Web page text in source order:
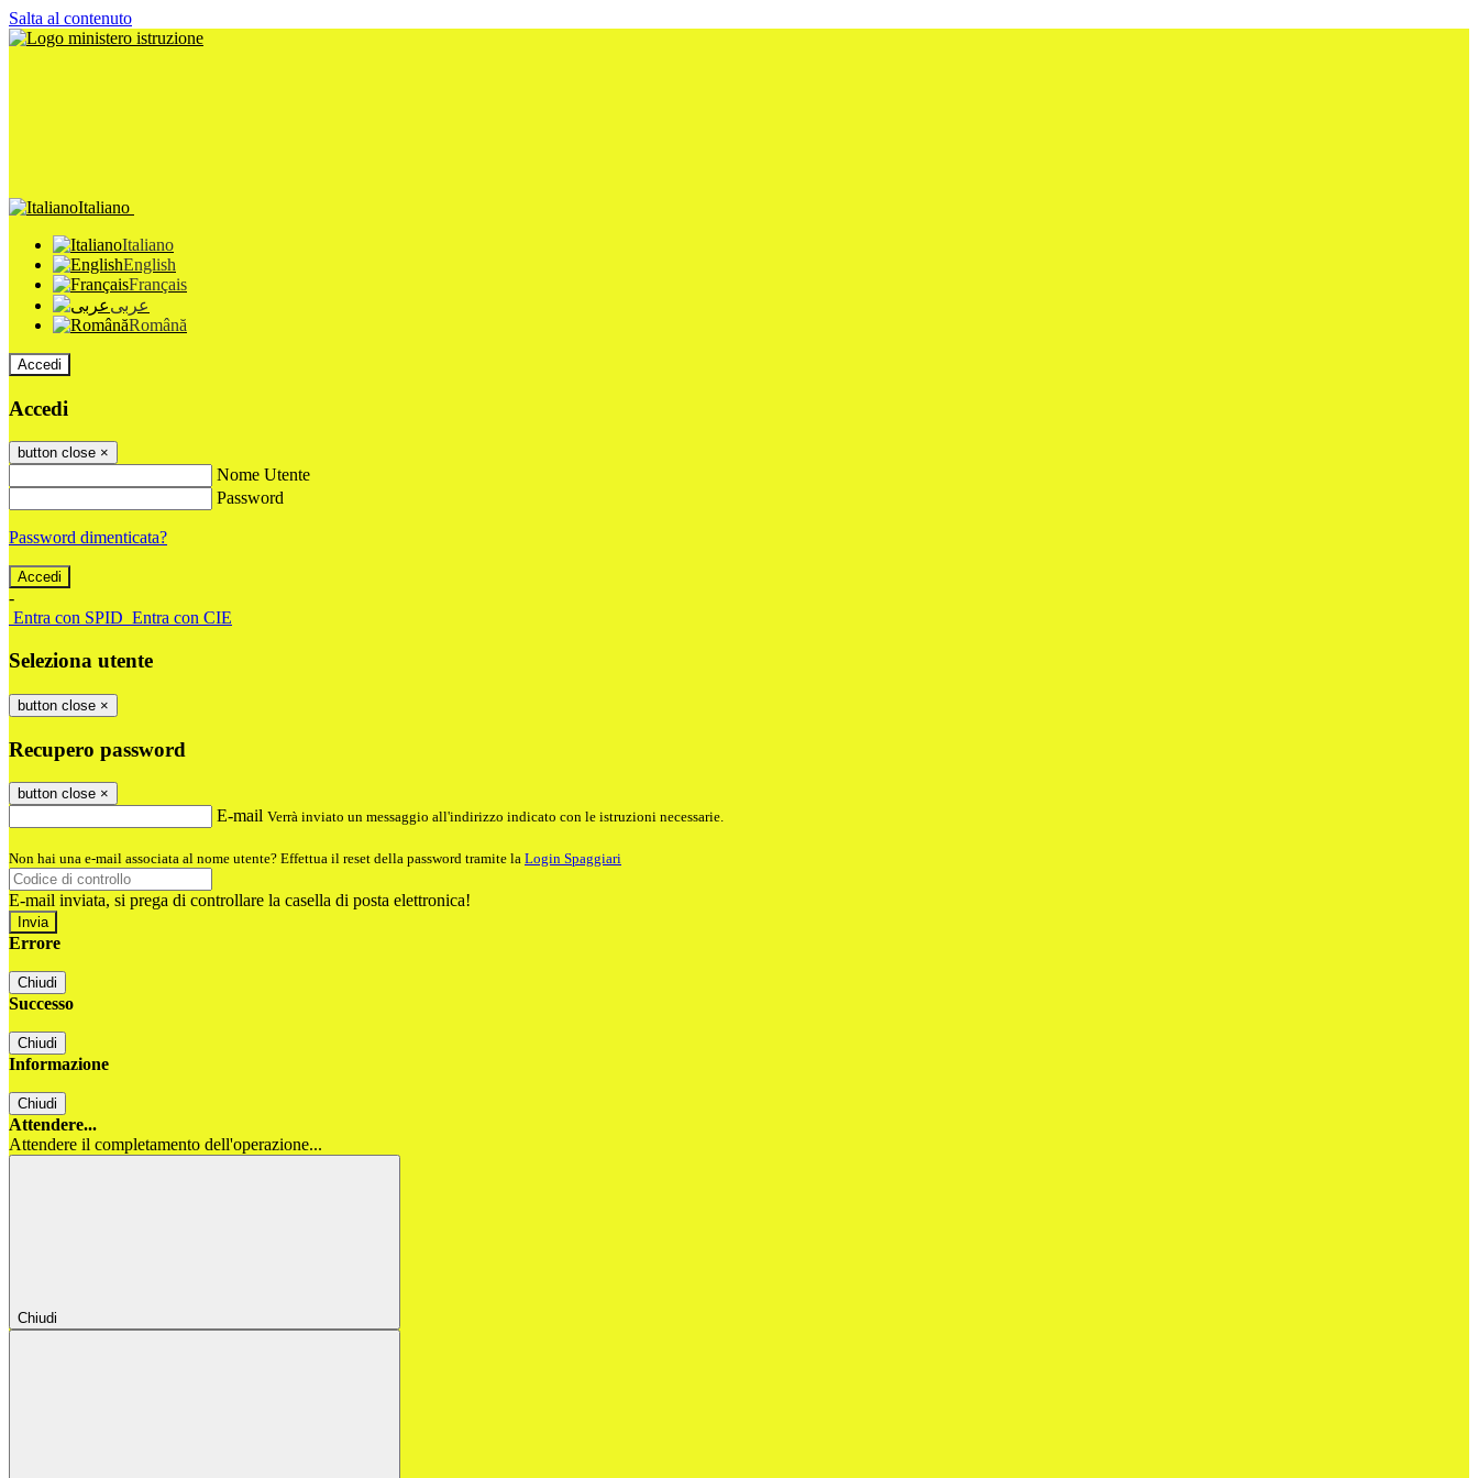
Salta al contenuto
Italiano
Italiano
English
Français
عربى
Română
Accedi
Accedi
button close ×
Nome Utente
Password
Password dimenticata?
-
Entra con SPID Entra con CIE
Seleziona utente
button close ×
Recupero password
button close ×
E-mail Verrà inviato un messaggio all'indirizzo indicato con le istruzioni necessarie.
Non hai una e-mail associata al nome utente? Effettua il reset della password tramite la Login Spaggiari
E-mail inviata, si prega di controllare la casella di posta elettronica!
Errore
Chiudi
Successo
Chiudi
Informazione
Chiudi
Attendere...
Attendere il completamento dell'operazione...
Chiudi